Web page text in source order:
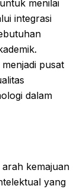
menilai
integrasi
pusat
dalam
kemajuan
yang